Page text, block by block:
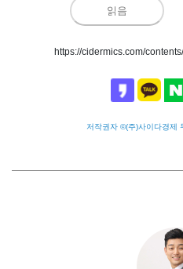
읽음
https://cidermics.com/
저작권자 ©(주)사이다경제